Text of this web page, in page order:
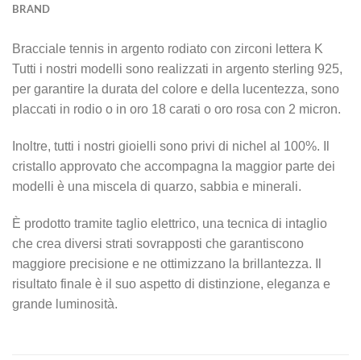
BRAND
Bracciale tennis in argento rodiato con zirconi lettera K
Tutti i nostri modelli sono realizzati in argento sterling 925,
per garantire la durata del colore e della lucentezza, sono
placcati in rodio o in oro 18 carati o oro rosa con 2 micron.
Inoltre, tutti i nostri gioielli sono privi di nichel al 100%. Il
cristallo approvato che accompagna la maggior parte dei
modelli è una miscela di quarzo, sabbia e minerali.
È prodotto tramite taglio elettrico, una tecnica di intaglio
che crea diversi strati sovrapposti che garantiscono
maggiore precisione e ne ottimizzano la brillantezza. Il
risultato finale è il suo aspetto di distinzione, eleganza e
grande luminosità.